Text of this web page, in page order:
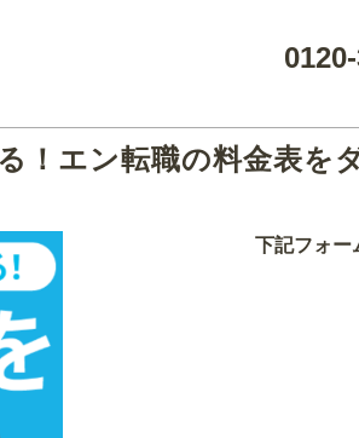
！エン転職の料金表を
下記フォー